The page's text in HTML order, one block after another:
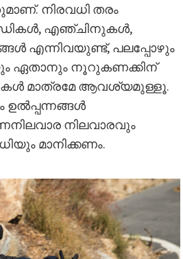
നിരവധി തരം
എഞ്ചിനുകൾ,
എന്നിവയുണ്ട്, പലപ്പോഴും
ഏതാനും നൂറുകണക്കിന്
മാത്രമേ ആവശ്യമുള്ളൂ.
ഉൽപ്പന്നങ്ങൾ
നിലവാരവും
മാനിക്കണം.